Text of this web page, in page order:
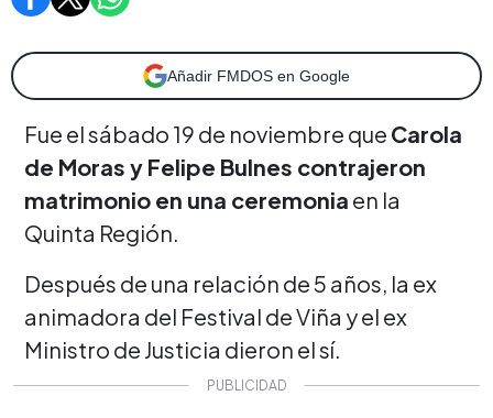
Añadir FMDOS en Google
Fue el sábado 19 de noviembre que Carola
de Moras y Felipe Bulnes contrajeron
matrimonio en una ceremonia en la
Quinta Región.
Después de una relación de 5 años, la ex
animadora del Festival de Viña y el ex
Ministro de Justicia dieron el sí.